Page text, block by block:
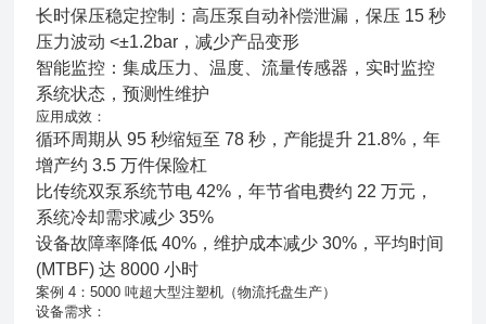
长时保压稳定控制：高压泵自动补偿泄漏，保压 15 秒
压力波动 <±1.2bar，减少产品变形
智能监控：集成压力、温度、流量传感器，实时监控
系统状态，预测性维护
应用成效：
循环周期从 95 秒缩短至 78 秒，产能提升 21.8%，年
增产约 3.5 万件保险杠
比传统双泵系统节电 42%，年节省电费约 22 万元，
系统冷却需求减少 35%
设备故障率降低 40%，维护成本减少 30%，平均时间
(MTBF) 达 8000 小时
案例 4：5000 吨超大型注塑机（物流托盘生产）
设备需求：